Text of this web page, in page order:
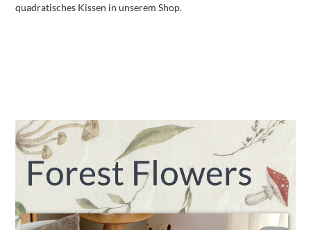
quadratisches Kissen in unserem Shop.